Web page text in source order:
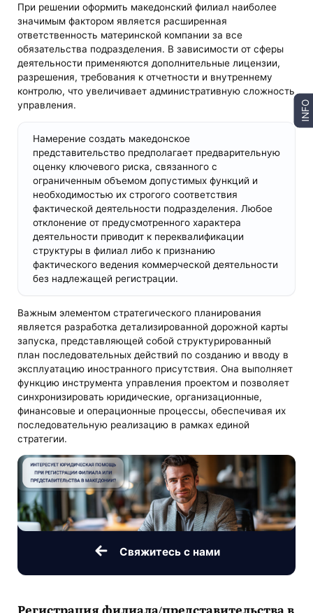
При решении оформить македонский филиал наиболее
значимым фактором является расширенная
ответственность материнской компании за все
обязательства подразделения. В зависимости от сферы
деятельности применяются дополнительные лицензии,
разрешения, требования к отчетности и внутреннему
контролю, что увеличивает административную сложность
управления.
Намерение создать македонское
представительство предполагает предварительную
оценку ключевого риска, связанного с
ограниченным объемом допустимых функций и
необходимостью их строгого соответствия
фактической деятельности подразделения. Любое
отклонение от предусмотренного характера
деятельности приводит к переквалификации
структуры в филиал либо к признанию
фактического ведения коммерческой деятельности
без надлежащей регистрации.
Важным элементом стратегического планирования
является разработка детализированной дорожной карты
запуска, представляющей собой структурированный
план последовательных действий по созданию и вводу в
эксплуатацию иностранного присутствия. Она выполняет
функцию инструмента управления проектом и позволяет
синхронизировать юридические, организационные,
финансовые и операционные процессы, обеспечивая их
последовательную реализацию в рамках единой
стратегии.
Свяжитесь с нами
Регистрация филиала/представительства в
INFO